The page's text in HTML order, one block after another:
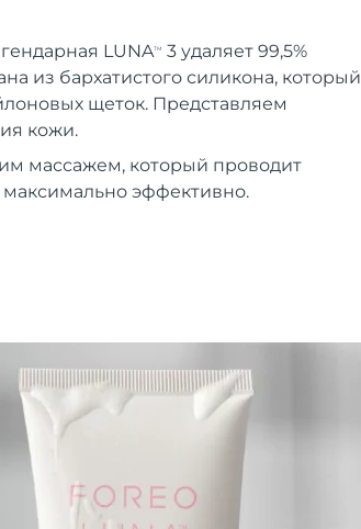
LUNATM
3 удаляет 99,5%
из бархатистого силикона, который
щеток. Представляем
кожи.
массажем, который проводит
максимально эффективно.